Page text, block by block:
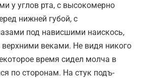
у углов рта, с высокомерно
нижней губой, с
под нависшими наискось,
верхними веками. Не видя никого
время сидел молча в
по сторонам. На стук подъ­